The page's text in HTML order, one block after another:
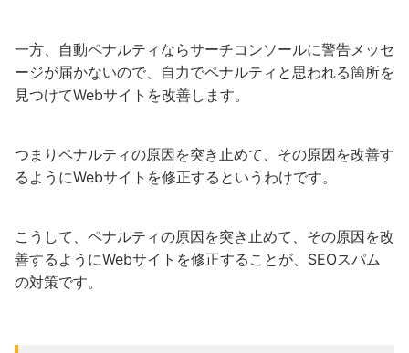
一方、自動ペナルティならサーチコンソールに警告メッセ
ージが届かないので、自力でペナルティと思われる箇所を
見つけてWebサイトを改善します。
つまりペナルティの原因を突き止めて、その原因を改善す
るようにWebサイトを修正するというわけです。
こうして、ペナルティの原因を突き止めて、その原因を改
善するようにWebサイトを修正することが、SEOスパム
の対策です。